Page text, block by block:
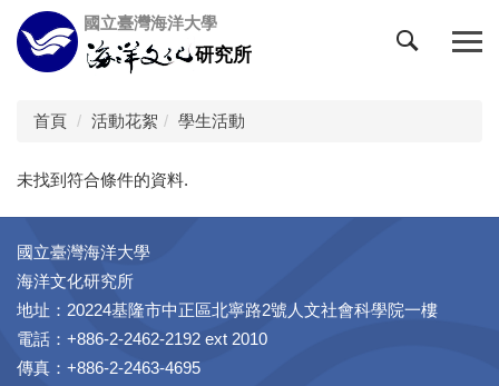
跳
到
主
國立臺灣海洋大學
研究所
首頁 活動花絮 學生活動
未找到符合條件的資料.
國立臺灣海洋大學
海洋文化研究所
地址：20224基隆市中正區北寧路2號人文社會科學院一樓
電話：+886-2-2462-2192 ext 2010
傳真：+886-2-2463-4695